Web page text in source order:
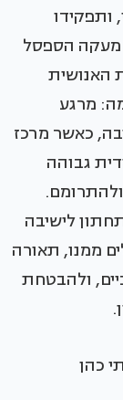
ותפקידו
מעקה הספסל
האנושית
מרגע
כאשר מרכז
גבוהה
לישיבה
ממנו, תאורה
ולהבטחת
כהן